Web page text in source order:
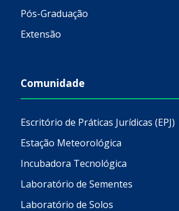
Pós-Graduação
Extensão
Comunidade
Escritório de Práticas Jurídicas (EPJ)
Estação Meteorológica
Incubadora Tecnológica
Laboratório de Sementes
Laboratório de Solos